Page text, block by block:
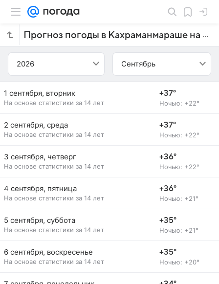
Прогноз погоды в Кахраманмараше на сентябрь 2026 года
2026 Сентябрь
1 сентября, вторник
На основе статистики за 14 лет
+37°
Ночью: +22°
2 сентября, среда
На основе статистики за 14 лет
+37°
Ночью: +22°
3 сентября, четверг
На основе статистики за 14 лет
+36°
Ночью: +22°
4 сентября, пятница
На основе статистики за 14 лет
+36°
Ночью: +21°
5 сентября, суббота
На основе статистики за 14 лет
+35°
Ночью: +21°
6 сентября, воскресенье
На основе статистики за 14 лет
+35°
Ночью: +20°